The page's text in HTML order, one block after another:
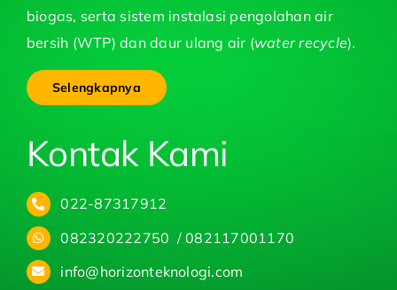
biogas, serta sistem instalasi pengolahan air
bersih (WTP) dan daur ulang air (water recycle).
Selengkapnya
Kontak Kami
022-87317912
082320222750 / 082117001170
info@horizonteknologi.com